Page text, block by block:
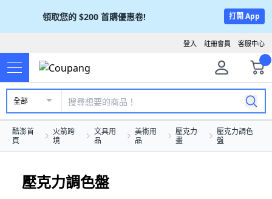
領取您的 $200 首購優惠卷! 打開 App
客服中心
註冊會員
登入
全部
酷澎首
頁
火箭跨
境
文具用
品
美術用
品
壓克力
畫
壓克力調色
盤
壓克力調色盤